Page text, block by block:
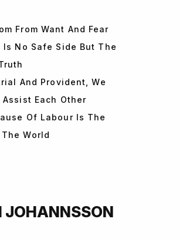
From Want And Fear
Is No Safe Side But The
And Provident, We
Assist Each Other
Of Labour Is The
World
JOHANNSSON